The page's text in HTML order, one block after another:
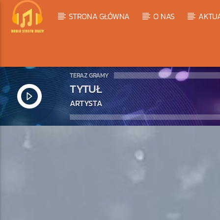
STRONA GŁÓWNA O NAS
TERAZ GRAMY
TYTUŁ
ARTYSTA